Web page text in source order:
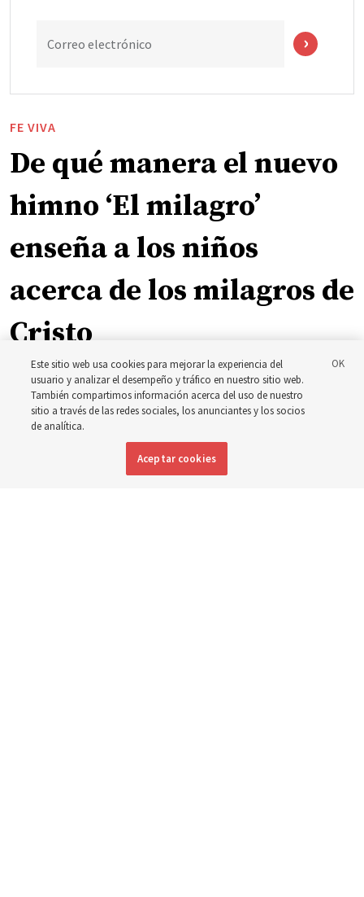
Correo electrónico
FE VIVA
De qué manera el nuevo
himno ‘El milagro’
enseña a los niños
acerca de los milagros de
Cristo
La inspiración que llevó a Shawna Edwards a escribir el
himno ‘El milagro’
Este sitio web usa cookies para mejorar la experiencia del
usuario y analizar el desempeño y tráfico en nuestro sitio web.
También compartimos información acerca del uso de nuestro
sitio a través de las redes sociales, los anunciantes y los socios
de analítica.
Aceptar cookies